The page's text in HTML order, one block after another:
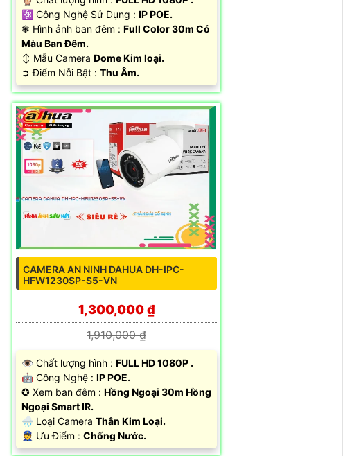
⚛️ Công Nghệ Sử Dụng : IP POE.
❃ Hình ảnh ban đêm : Full Color 30m Có
Màu Ban Ðêm.
↕️ Mẫu Camera Dome Kim loại.
️➲ Điểm Nỗi Bật : Thu Âm.
CAMERA AN NINH DAHUA DH-IPC-
HFW1230SP-S5-VN
1,300,000 ₫
1,910,000 ₫
👁 Chất lượng hình : FULL HD 1080P .
🤖️ Công Nghệ : IP POE.
✪ Xem ban đêm : Hồng Ngoại 30m Hồng
Ngoại Smart IR.
🌧️ Loại Camera Thân Kim Loại.
️👮 Ưu Điểm : Chống Nước.